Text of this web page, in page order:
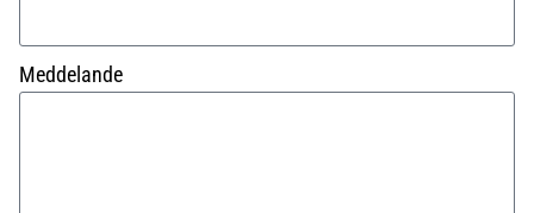
Meddelande